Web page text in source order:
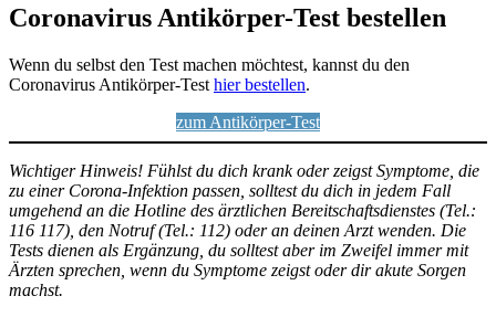
Coronavirus Antikörper-Test bestellen
Wenn du selbst den Test machen möchtest, kannst du den
Coronavirus Antikörper-Test hier bestellen.
zum Antikörper-Test
Wichtiger Hinweis! Fühlst du dich krank oder zeigst Symptome, die
zu einer Corona-Infektion passen, solltest du dich in jedem Fall
umgehend an die Hotline des ärztlichen Bereitschaftsdienstes (Tel.:
116 117), den Notruf (Tel.: 112) oder an deinen Arzt wenden. Die
Tests dienen als Ergänzung, du solltest aber im Zweifel immer mit
Ärzten sprechen, wenn du Symptome zeigst oder dir akute Sorgen
machst.